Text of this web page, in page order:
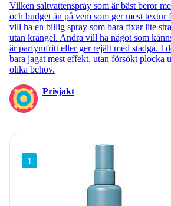
Vilken saltvattenspray som är bäst beror
och budget än på vem som ger mest textur
vill ha en billig spray som bara fixar lite
utan krångel. Andra vill ha något som
är parfymfritt eller ger rejält med stadga. I
bara jagat mest effekt, utan försökt plocka
olika behov.
Prisjakt
1